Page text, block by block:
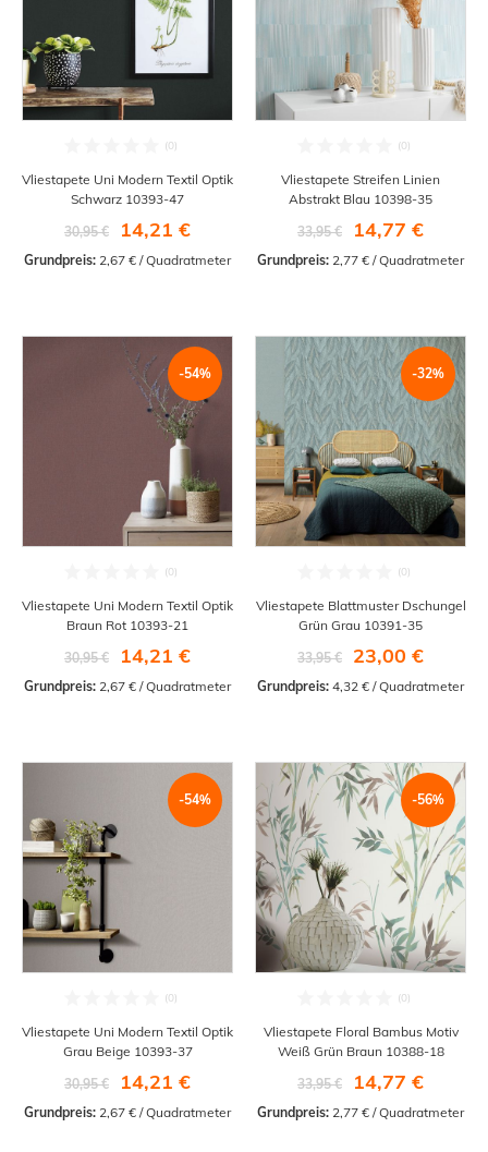
Vliestapete Uni Modern Textil Optik
Schwarz 10393-47
30,95 €
14,21 €
Grundpreis: 2,67 € / Quadratmeter
Vliestapete Streifen Linien
Abstrakt Blau 10398-35
33,95 €
14,77 €
Grundpreis: 2,77 € / Quadratmeter
-54%
Vliestapete Uni Modern Textil Optik
Braun Rot 10393-21
30,95 €
14,21 €
Grundpreis: 2,67 € / Quadratmeter
-32%
Vliestapete Blattmuster Dschungel
Grün Grau 10391-35
33,95 €
23,00 €
Grundpreis: 4,32 € / Quadratmeter
-54%
Vliestapete Uni Modern Textil Optik
Grau Beige 10393-37
30,95 €
14,21 €
Grundpreis: 2,67 € / Quadratmeter
-56%
Vliestapete Floral Bambus Motiv
Weiß Grün Braun 10388-18
33,95 €
14,77 €
Grundpreis: 2,77 € / Quadratmeter